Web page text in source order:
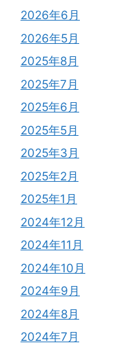
2026年6月
2026年5月
2025年8月
2025年7月
2025年6月
2025年5月
2025年3月
2025年2月
2025年1月
2024年12月
2024年11月
2024年10月
2024年9月
2024年8月
2024年7月